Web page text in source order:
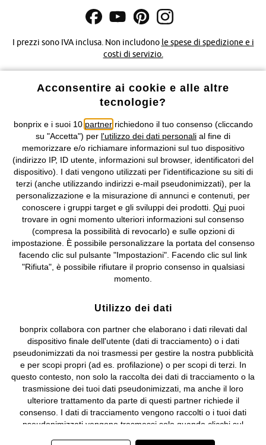
I prezzi sono IVA inclusa. Non includono le spese di spedizione e i
costi di servizio.
Condizioni di vendita Accessibilità
Informazioni legali Diritto di recesso
© 2026 bonprix.Tutti i diritti riservati.
bonprix S.r.l. con socio unico, sede legale: via Adua 33 - 13855
Valdengo (BI) C.F. 01510910027 - P.I. 01939830020, Reg. Imprese di
Biella n. 01510910027, R.E.A. BI - 171345, N. Reg. Pile:
IT09060P00000858, N. Reg. AEE: IT08020000002105 Capitale
Sociale: euro 1.000.000 i.v, Società soggetta all'attività di direzione
e coordinamento di bonprix Beteiligungs -Verwaltungsgesellschaft
mbH.
Acconsentire ai cookie e alle altre
tecnologie?
bonprix e i suoi 10 partnerrichiedono il tuo consenso (cliccando
su "Accetta") per l'utilizzo dei dati personali al fine di
memorizzare e/o richiamare informazioni sul tuo dispositivo
(indirizzo IP, ID utente, informazioni sul browser, identificatori del
dispositivo). I dati vengono utilizzati per l'identificazione su siti di
terzi (anche utilizzando indirizzi e-mail pseudonimizzati), per la
personalizzazione e la misurazione di annunci e contenuti, per
conoscere i gruppi target e gli sviluppi dei prodotti. Quipuoi
trovare in ogni momento ulteriori informazioni sul consenso
(compresa la possibilità di revocarlo) e sulle opzioni di
impostazione. È possibile personalizzare la portata del consenso
facendo clic sul pulsante "Impostazioni". Facendo clic sul link
"Rifiuta", è possibile rifiutare il proprio consenso in qualsiasi
momento.
Utilizzo dei dati
bonprix collabora con partner che elaborano i dati rilevati dal
dispositivo finale dell'utente (dati di tracciamento) o i dati
pseudonimizzati da noi trasmessi per gestire la nostra pubblicità
e per scopi propri (ad es. profilazione) o per scopi di terzi. In
questo contesto, non solo la raccolta dei dati di tracciamento o la
trasmissione dei tuoi dati pseudonimizzati, ma anche il loro
ulteriore trattamento da parte di questi partner richiede il
consenso. I dati di tracciamento vengono raccolti o i tuoi dati
pseudonimizzati vengono trasmessi solo quando clicchi sul